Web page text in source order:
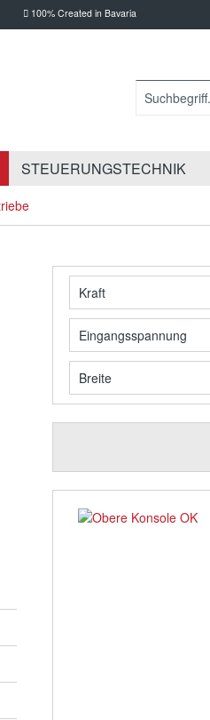
100% Created in Bavaria
STEUERUNGSTECHNIK
Kraft
300 N
650 N
Eingangsspannung
24 V DC
230 V AC
Breite